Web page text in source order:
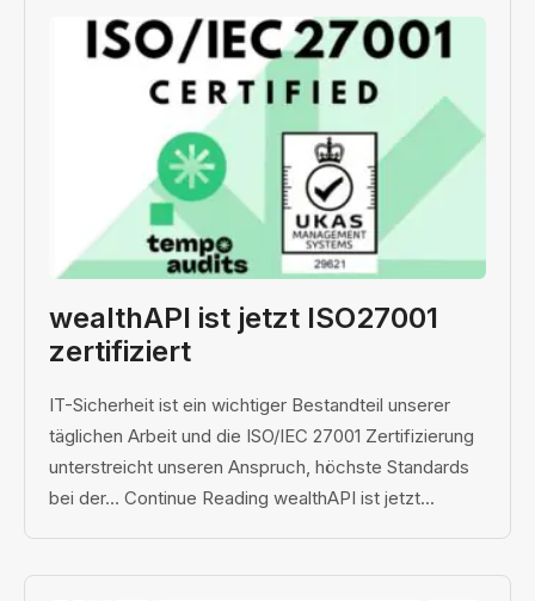
wealthAPI ist jetzt ISO27001
zertifiziert
IT-Sicherheit ist ein wichtiger Bestandteil unserer
täglichen Arbeit und die ISO/IEC 27001 Zertifizierung
unterstreicht unseren Anspruch, höchste Standards
bei der… Continue Reading wealthAPI ist jetzt...